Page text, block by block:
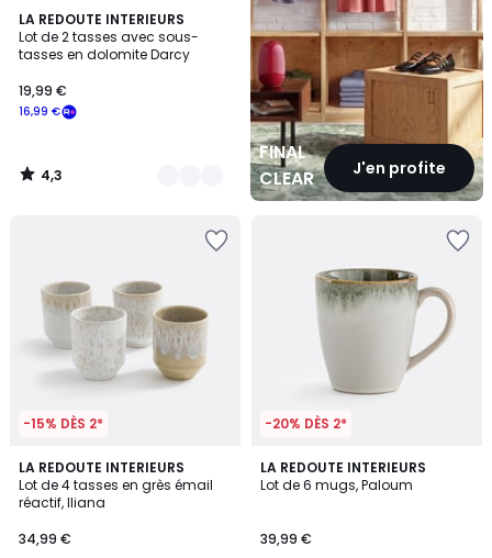
LA REDOUTE INTERIEURS
Lot de 2 tasses avec sous-
tasses en dolomite Darcy
16,99 €
19,99 €
4,3
/ 5
3
Couleurs
4,3
/
FINAL
CLEARANCEJ'en profite
-15% DÈS 2*
LA REDOUTE INTERIEURS
Lot de 4 tasses en grès émail
réactif, Iliana
34,99 €
5
/
5
-20% DÈS 2*
LA REDOUTE INTERIEURS
Lot de 6 mugs, Paloum
39,99 €
4,3
/ 5